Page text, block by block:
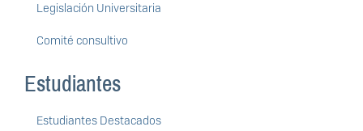
Legislación Universitaria
Comité consultivo
Estudiantes
Estudiantes Destacados